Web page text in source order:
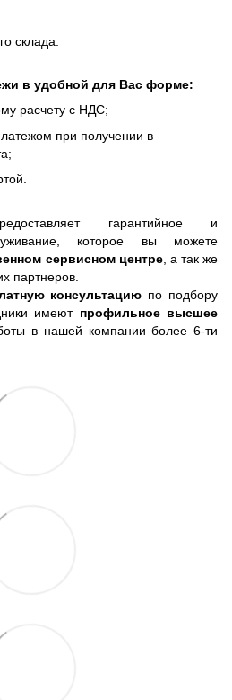
склада.
в удобной для Вас форме:
расчету с НДС;
при получении в
гарантийное и
которое вы можете
сервисном центре, а так же
партнеров.
консультацию по подбору
имеют профильное высшее
в нашей компании более 6-ти